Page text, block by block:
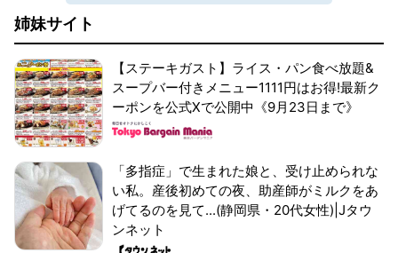
姉妹サイト
【ステーキガスト】ライス・パン食べ放題&
スープバー付きメニュー1111円はお得!最新ク
ーポンを公式Xで公開中《9月23日まで》
「多指症」で生まれた娘と、受け止められな
い私。産後初めての夜、助産師がミルクをあ
げてるのを見て...(静岡県・20代女性)|Jタウ
ンネット